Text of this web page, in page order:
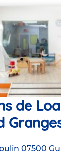
de
07500